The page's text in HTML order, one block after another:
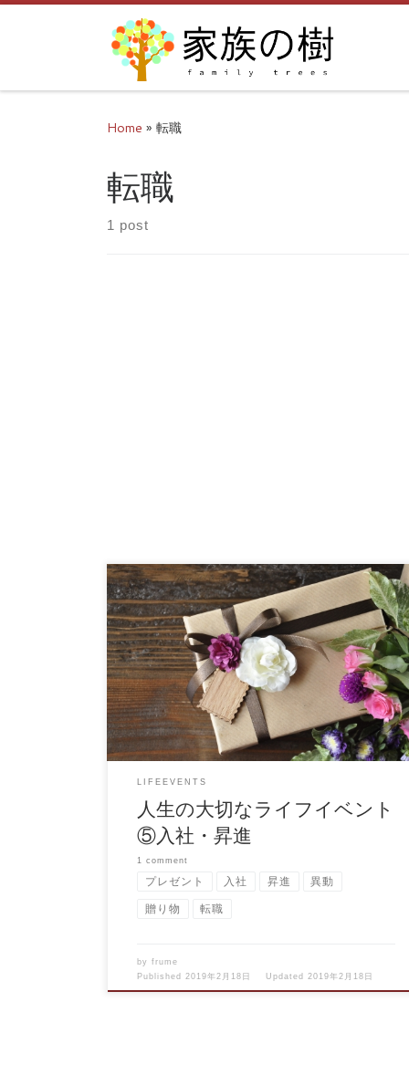
Skip to content
Home » 転職
転職
1 post
沢山の面接を経てはるばる社会人デビューする頃
には、自ら自立してお金を稼ぐというミッション
を背負いなが […]
LIFEEVENTS
人生の大切なライフイベント
⑤入社・昇進
1 comment
プレゼント 入社 昇進 異動
贈り物 転職
byfrume
Published2019年2月18日 Updated2019年2月18日